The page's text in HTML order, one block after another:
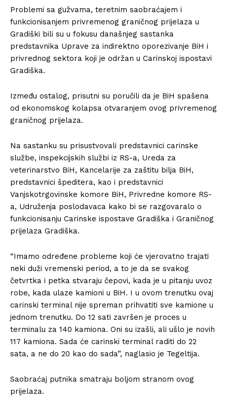
Problemi sa gužvama, teretnim saobraćajem i
funkcionisanjem privremenog graničnog prijelaza u
Gradiški bili su u fokusu današnjeg sastanka
predstavnika Uprave za indirektno oporezivanje BiH i
privrednog sektora koji je održan u Carinskoj ispostavi
Gradiška.
Između ostalog, prisutni su poručili da je BiH spašena
od ekonomskog kolapsa otvaranjem ovog privremenog
graničnog prijelaza.
Na sastanku su prisustvovali predstavnici carinske
službe, inspekcijskih službi iz RS-a, Ureda za
veterinarstvo BiH, Kancelarije za zaštitu bilja BiH,
predstavnici špeditera, kao i predstavnici
Vanjskotrgovinske komore BiH, Privredne komore RS-
a, Udruženja poslodavaca kako bi se razgovaralo o
funkcionisanju Carinske ispostave Gradiška i Graničnog
prijelaza Gradiška.
“Imamo određene probleme koji će vjerovatno trajati
neki duži vremenski period, a to je da se svakog
četvrtka i petka stvaraju čepovi, kada je u pitanju uvoz
robe, kada ulaze kamioni u BiH. I u ovom trenutku ovaj
carinski terminal nije spreman prihvatiti sve kamione u
jednom trenutku. Do 12 sati završen je proces u
terminalu za 140 kamiona. Oni su izašli, ali ušlo je novih
117 kamiona. Sada će carinski terminal raditi do 22
sata, a ne do 20 kao do sada”, naglasio je Tegeltija.
Saobraćaj putnika smatraju boljom stranom ovog
prijelaza.